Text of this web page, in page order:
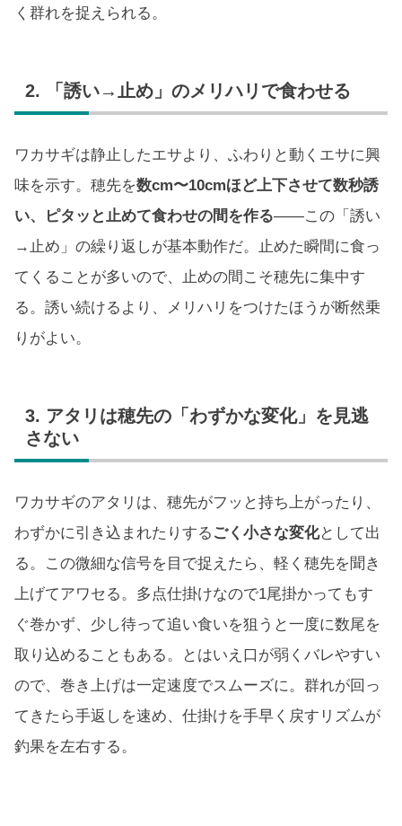
く群れを捉えられる。
2. 「誘い→止め」のメリハリで食わせる
ワカサギは静止したエサより、ふわりと動くエサに興
味を示す。穂先を数cm〜10cmほど上下させて数秒誘
い、ピタッと止めて食わせの間を作る——この「誘い
→止め」の繰り返しが基本動作だ。止めた瞬間に食っ
てくることが多いので、止めの間こそ穂先に集中す
る。誘い続けるより、メリハリをつけたほうが断然乗
りがよい。
3. アタリは穂先の「わずかな変化」を見逃
さない
ワカサギのアタリは、穂先がフッと持ち上がったり、
わずかに引き込まれたりする ごく小さな変化として出
る。この微細な信号を目で捉えたら、軽く穂先を聞き
上げてアワセる。多点仕掛けなので1尾掛かってもす
ぐ巻かず、少し待って追い食いを狙うと一度に数尾を
取り込めることもある。とはいえ口が弱くバレやすい
ので、巻き上げは一定速度でスムーズに。群れが回っ
てきたら手返しを速め、仕掛けを手早く戻すリズムが
釣果を左右する。